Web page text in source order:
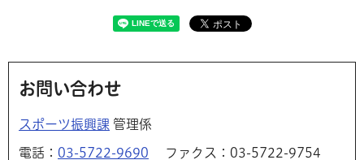
お問い合わせ
スポーツ振興課 管理係
電話： 03-5722-9690 ファクス：03-5722-9754